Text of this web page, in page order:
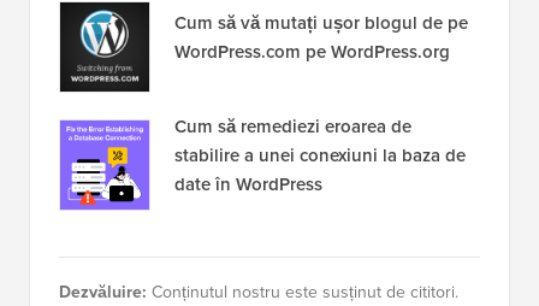
Cum să vă mutați ușor blogul de pe
WordPress.com pe WordPress.org
Cum să remediezi eroarea de
stabilire a unei conexiuni la baza de
date în WordPress
Dezvăluire: Conținutul nostru este susținut de cititori.